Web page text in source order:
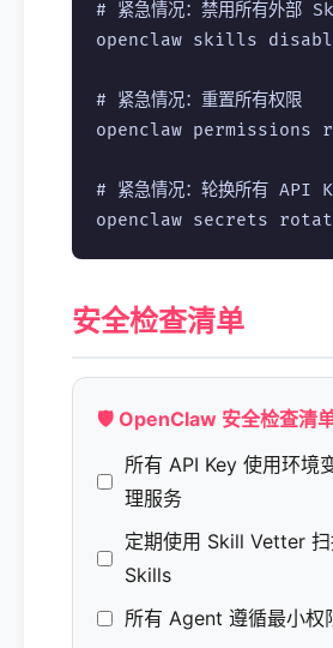
# 紧急情况：禁用所有外部
openclaw skills
# 紧急情况：重置所有权限
openclaw permissions
# 紧急情况：轮换所有 API
安全检查清单
🛡️ OpenClaw 安全检查清
所有 API Key 使用环境
理服务
定期使用 Skill Vetter
Skills
所有 Agent 遵循最小权